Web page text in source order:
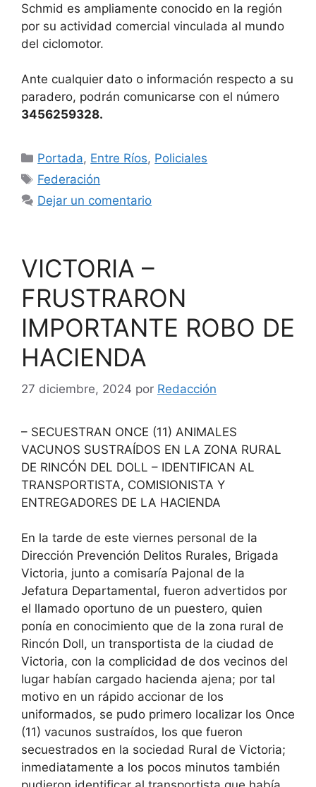
Schmid es ampliamente conocido en la región
por su actividad comercial vinculada al mundo
del ciclomotor.
Ante cualquier dato o información respecto a su
paradero, podrán comunicarse con el número
3456259328.
Categorías
Portada, Entre Ríos, Policiales
Etiquetas
Federación
Dejar un comentario
VICTORIA –
FRUSTRARON
IMPORTANTE ROBO DE
HACIENDA
27 diciembre, 2024 por Redacción
– SECUESTRAN ONCE (11) ANIMALES
VACUNOS SUSTRAÍDOS EN LA ZONA RURAL
DE RINCÓN DEL DOLL – IDENTIFICAN AL
TRANSPORTISTA, COMISIONISTA Y
ENTREGADORES DE LA HACIENDA
En la tarde de este viernes personal de la
Dirección Prevención Delitos Rurales, Brigada
Victoria, junto a comisaría Pajonal de la
Jefatura Departamental, fueron advertidos por
el llamado oportuno de un puestero, quien
ponía en conocimiento que de la zona rural de
Rincón Doll, un transportista de la ciudad de
Victoria, con la complicidad de dos vecinos del
lugar habían cargado hacienda ajena; por tal
motivo en un rápido accionar de los
uniformados, se pudo primero localizar los Once
(11) vacunos sustraídos, los que fueron
secuestrados en la sociedad Rural de Victoria;
inmediatamente a los pocos minutos también